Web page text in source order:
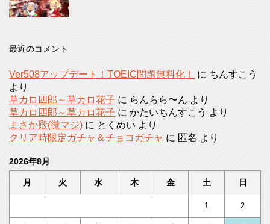
最近のコメント
Ver508アップデート！TOEIC問題無料化！ に ちんすこう
より
草カロ四郎～草カロ花子 に らんらら〜ん より
草カロ四郎～草カロ花子 に かたいちんすこう より
まさか殿(微マジ) に とくめい より
クリア時限定ガチャ＆チョコガチャ に 匿名 より
2026年8月
月 火 水 木 金 土 日
1 2